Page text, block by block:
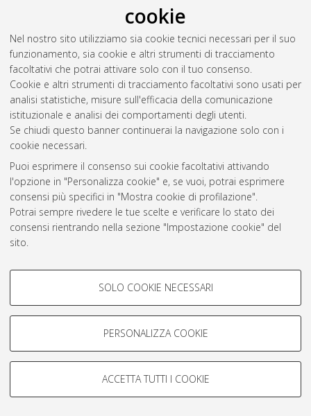
cookie
Nel nostro sito utilizziamo sia cookie tecnici necessari per il suo
funzionamento, sia cookie e altri strumenti di tracciamento
facoltativi che potrai attivare solo con il tuo consenso.
Cookie e altri strumenti di tracciamento facoltativi sono usati per
analisi statistiche, misure sull'efficacia della comunicazione
istituzionale e analisi dei comportamenti degli utenti.
Se chiudi questo banner continuerai la navigazione solo con i
cookie necessari.
Puoi esprimere il consenso sui cookie facoltativi attivando
l'opzione in "Personalizza cookie" e, se vuoi, potrai esprimere
consensi più specifici in "Mostra cookie di profilazione".
Potrai sempre rivedere le tue scelte e verificare lo stato dei
consensi rientrando nella sezione "Impostazione cookie" del
sito.
COOKIE DI PROFILAZIONE -
Si tratta di cookie utilizzati per analizzare le caratteristiche della
navigazione degli utenti, creare profili in base al loro comportamento
Mostra cookie di profilazione
COOKIE TECNICI - NECESSARI
SOLO COOKIE NECESSARI
PERSONALIZZA COOKIE
ACCETTA TUTTI I COOKIE
Seleziona un valore dall'elenco sottostante.
2018(1)
Atom
Rss 1.0
Rss 2.0
AMS Laurea
Servizio implementato e gestito da AlmaDL
Impostazioni Cookie
© ALMA MATER STUDIORUM - Università di Bologna, 2007-2026.